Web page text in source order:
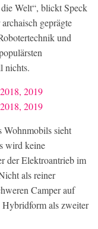
Welt“, blickt Speck
geprägte
und
nichts.
Wohnmobils sieht
wird keine
der Elektroantrieb im
als reiner
Camper auf
als zweiter